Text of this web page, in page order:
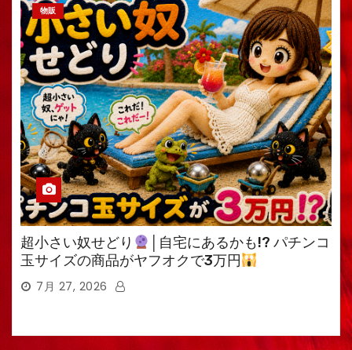
物販
超小さい奴せどり
│自宅にあるかも!? パチンコ
玉サイズの商品がヤフオクで3万円
7月 27, 2026